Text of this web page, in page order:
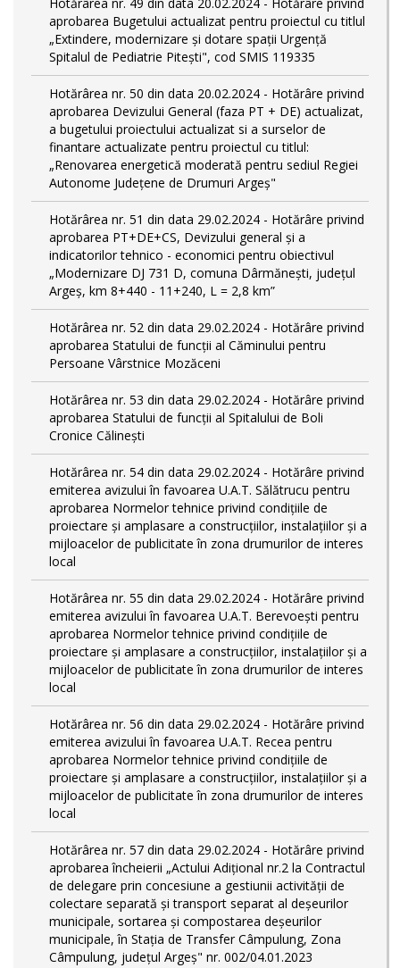
aprobarea Bugetului actualizat pentru proiectul cu titlul
„Extindere, modernizare și dotare spații Urgență
Spitalul de Pediatrie Pitești", cod SMIS 119335
Hotărârea nr. 50 din data 20.02.2024 - Hotărâre privind
aprobarea Devizului General (faza PT + DE) actualizat,
a bugetului proiectului actualizat si a surselor de
finantare actualizate pentru proiectul cu titlul:
„Renovarea energetică moderată pentru sediul Regiei
Autonome Județene de Drumuri Argeș"
Hotărârea nr. 51 din data 29.02.2024 - Hotărâre privind
aprobarea PT+DE+CS, Devizului general și a
indicatorilor tehnico - economici pentru obiectivul
„Modernizare DJ 731 D, comuna Dârmănești, județul
Argeș, km 8+440 - 11+240, L = 2,8 km”
Hotărârea nr. 52 din data 29.02.2024 - Hotărâre privind
aprobarea Statului de funcţii al Căminului pentru
Persoane Vârstnice Mozăceni
Hotărârea nr. 53 din data 29.02.2024 - Hotărâre privind
aprobarea Statului de funcții al Spitalului de Boli
Cronice Călinești
Hotărârea nr. 54 din data 29.02.2024 - Hotărâre privind
emiterea avizului în favoarea U.A.T. Sălătrucu pentru
aprobarea Normelor tehnice privind condiţiile de
proiectare şi amplasare a construcţiilor, instalaţiilor şi a
mijloacelor de publicitate în zona drumurilor de interes
local
Hotărârea nr. 55 din data 29.02.2024 - Hotărâre privind
emiterea avizului în favoarea U.A.T. Berevoești pentru
aprobarea Normelor tehnice privind condiţiile de
proiectare şi amplasare a construcţiilor, instalaţiilor şi a
mijloacelor de publicitate în zona drumurilor de interes
local
Hotărârea nr. 56 din data 29.02.2024 - Hotărâre privind
emiterea avizului în favoarea U.A.T. Recea pentru
aprobarea Normelor tehnice privind condiţiile de
proiectare şi amplasare a construcţiilor, instalaţiilor şi a
mijloacelor de publicitate în zona drumurilor de interes
local
Hotărârea nr. 57 din data 29.02.2024 - Hotărâre privind
aprobarea încheierii „Actului Adițional nr.2 la Contractul
de delegare prin concesiune a gestiunii activității de
colectare separată și transport separat al deşeurilor
municipale, sortarea și compostarea deșeurilor
municipale, în Stația de Transfer Câmpulung, Zona
Câmpulung, județul Argeș" nr. 002/04.01.2023